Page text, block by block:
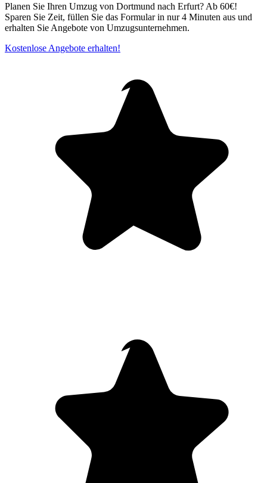
Planen Sie Ihren Umzug von Dortmund nach Erfurt? Ab 60€!
Sparen Sie Zeit, füllen Sie das Formular in nur 4 Minuten aus und
erhalten Sie Angebote von Umzugsunternehmen.
Kostenlose Angebote erhalten!